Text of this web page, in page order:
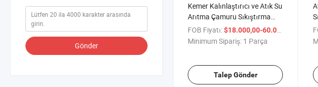
Gönder
Kemer Kalınlaştırıcı ve Atık Su
Arıtma Çamuru Sıkıştırma
Süreci için Filtre
FOB Fiyatı:$18.000,00-60.000,00
/
Minimum Sipariş: 1 Parça
Talep Gönder